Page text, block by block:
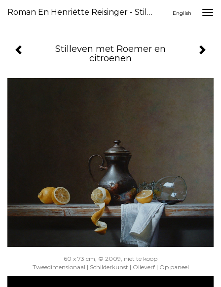
Roman En Henriëtte Reisinger - Stilleven Met Roemer En Citroenen English
Stilleven met Roemer en
citroenen
60 x 73 cm, © 2009, niet te koop
Tweedimensionaal | Schilderkunst | Olieverf | Op paneel